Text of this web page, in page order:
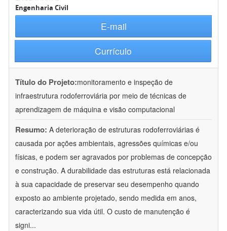
Engenharia Civil
E-mail
Currículo
Título do Projeto:monitoramento e inspeção de
infraestrutura rodoferroviária por meio de técnicas de
aprendizagem de máquina e visão computacional
Resumo: A deterioração de estruturas rodoferroviárias é
causada por ações ambientais, agressões químicas e/ou
físicas, e podem ser agravados por problemas de concepção
e construção. A durabilidade das estruturas está relacionada
à sua capacidade de preservar seu desempenho quando
exposto ao ambiente projetado, sendo medida em anos,
caracterizando sua vida útil. O custo de manutenção é
signi...